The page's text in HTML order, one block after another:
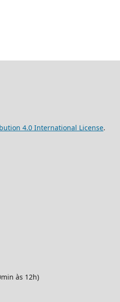
4.0 International License.
às 12h)